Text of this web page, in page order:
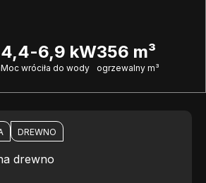
4,4-6,9 kW
Moc wróciła do wody
356 m³
ogrzewalny m³
DREWNO
drewno